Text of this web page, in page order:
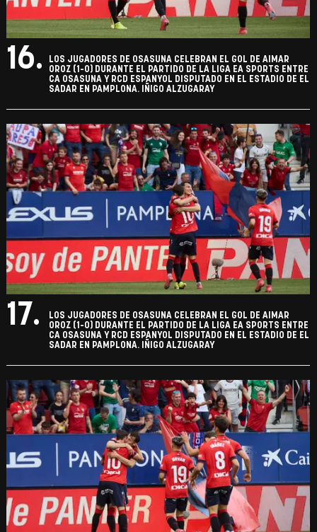
16.
LOS JUGADORES DE OSASUNA CELEBRAN EL GOL DE AIMAR
OROZ (1-0) DURANTE EL PARTIDO DE LA LIGA EA SPORTS ENTRE
CA OSASUNA Y RCD ESPANYOL DISPUTADO EN EL ESTADIO DE EL
SADAR EN PAMPLONA. IÑIGO ALZUGARAY
17.
LOS JUGADORES DE OSASUNA CELEBRAN EL GOL DE AIMAR
OROZ (1-0) DURANTE EL PARTIDO DE LA LIGA EA SPORTS ENTRE
CA OSASUNA Y RCD ESPANYOL DISPUTADO EN EL ESTADIO DE EL
SADAR EN PAMPLONA. IÑIGO ALZUGARAY